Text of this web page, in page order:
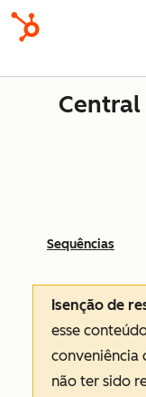
Sequências
Isenção de
esse
conveniência
não ter sido